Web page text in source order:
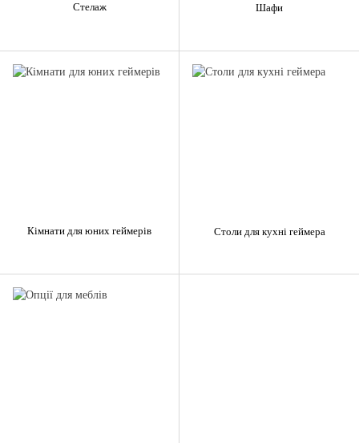
Стелаж Шафи
Кімнати для юних геймерів Столи для кухні геймера